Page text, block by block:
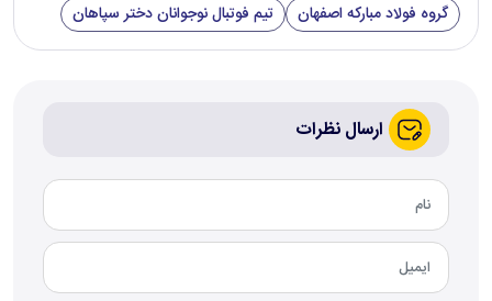
گروه فولاد مبارکه اصفهان
تیم فوتبال نوجوانان دختر سپاهان
ارسال نظرات